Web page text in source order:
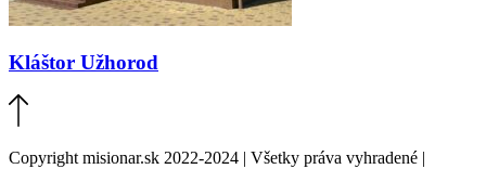
Kláštor Užhorod
Copyright misionar.sk 2022-2024 | Všetky práva vyhradené |